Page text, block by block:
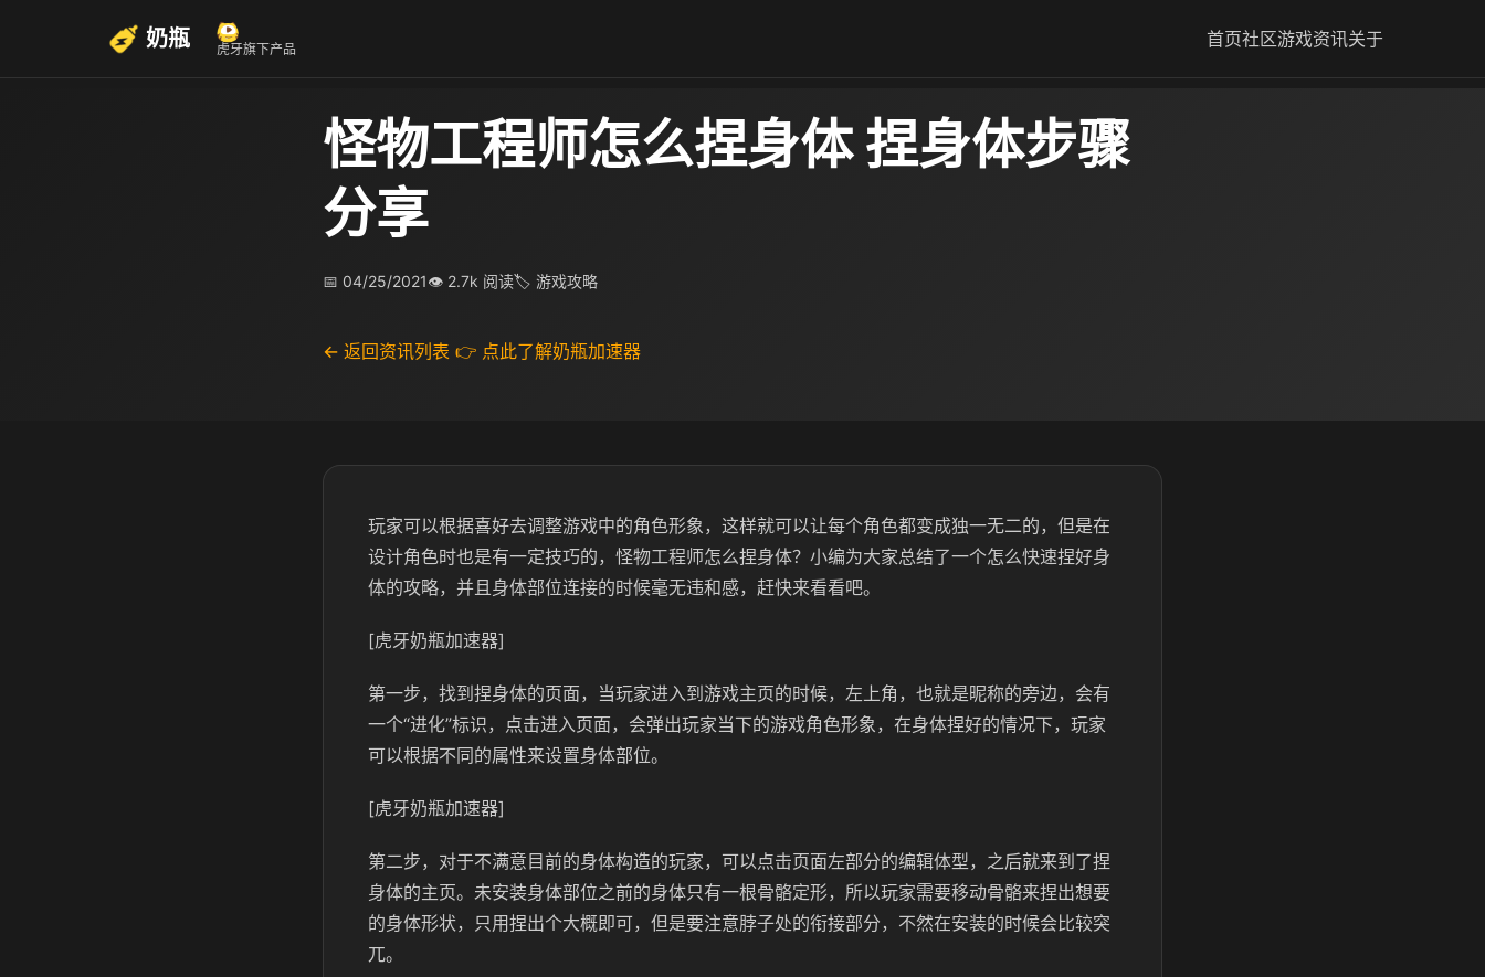
奶瓶 虎牙旗下产品 首页社区游戏资讯关于
怪物工程师怎么捏身体 捏身体步骤
分享
📅 04/25/2021👁 2.7k 阅读🏷 游戏攻略
← 返回资讯列表 👉 点此了解奶瓶加速器
玩家可以根据喜好去调整游戏中的角色形象，这样就可以让每个角色都变成独一无二的，但是在
设计角色时也是有一定技巧的，怪物工程师怎么捏身体？小编为大家总结了一个怎么快速捏好身
体的攻略，并且身体部位连接的时候毫无违和感，赶快来看看吧。
[虎牙奶瓶加速器]
第一步，找到捏身体的页面，当玩家进入到游戏主页的时候，左上角，也就是昵称的旁边，会有
一个“进化”标识，点击进入页面，会弹出玩家当下的游戏角色形象，在身体捏好的情况下，玩家
可以根据不同的属性来设置身体部位。
[虎牙奶瓶加速器]
第二步，对于不满意目前的身体构造的玩家，可以点击页面左部分的编辑体型，之后就来到了捏
身体的主页。未安装身体部位之前的身体只有一根骨骼定形，所以玩家需要移动骨骼来捏出想要
的身体形状，只用捏出个大概即可，但是要注意脖子处的衔接部分，不然在安装的时候会比较突
兀。